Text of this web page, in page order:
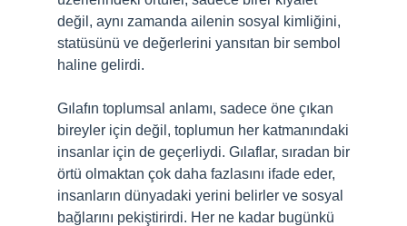
değil, aynı zamanda ailenin sosyal kimliğini,
statüsünü ve değerlerini yansıtan bir sembol
haline gelirdi.
Gılafın toplumsal anlamı, sadece öne çıkan
bireyler için değil, toplumun her katmanındaki
insanlar için de geçerliydi. Gılaflar, sıradan bir
örtü olmaktan çok daha fazlasını ifade eder,
insanların dünyadaki yerini belirler ve sosyal
bağlarını pekiştirirdi. Her ne kadar bugünkü